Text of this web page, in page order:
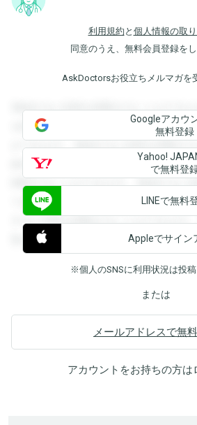
利用規約 と 個人情報の取
同意のうえ、無料会員登録を
AskDoctorsお役立ちメルマガを
登録すると回答を閲覧することができ
を閲覧することができます。登録する
ができます。登録すると回答を閲覧す
録すると回答を閲覧することができま
閲覧することができます。登録すると
できます。登録すると回答を閲覧する
すると回答を閲覧することができます
覧することができます。
Googleアカウ
無料登録
Yahoo!
で無料登
LINEで無料
Appleでサイン
※個人のSNSに利用状況は投
または
メールアドレスで無
アカウントをお持ちの方は